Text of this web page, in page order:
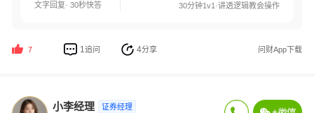
文字回复· 30秒快答 30分钟1v1·讲透逻辑教会操作
7 1追问 4分享 问财App下载
小李经理 证券经理